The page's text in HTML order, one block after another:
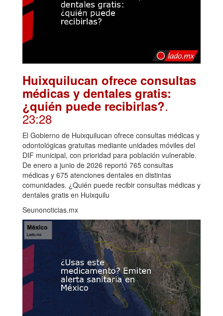
Huixquilucan ofrece consultas
médicas y dentales gratis:
¿quién puede recibirlas?.
23:28
El Gobierno de Huixquilucan ofrece consultas médicas y
odontológicas gratuitas mediante unidades móviles del
DIF municipal, con prioridad para población vulnerable.
De enero a junio de 2026 reportó 765 consultas
médicas y 675 atenciones dentales en distintas
comunidades. ¿Quién puede recibir consultas médicas y
dentales gratis en Huixquilu
Seunonoticias.mx